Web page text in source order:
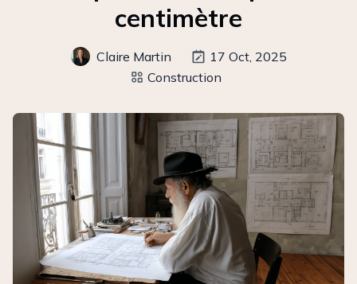
centimètre
Claire Martin
17 Oct, 2025
Construction